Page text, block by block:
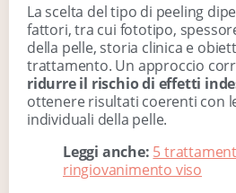
La scelta del tipo di peeling
fattori, tra cui fototipo,
della pelle, storia clinica e
trattamento. Un approccio
ridurre il rischio di effetti
ottenere risultati coerenti con
individuali della pelle.
Leggi anche: 5
ringiovanimento viso